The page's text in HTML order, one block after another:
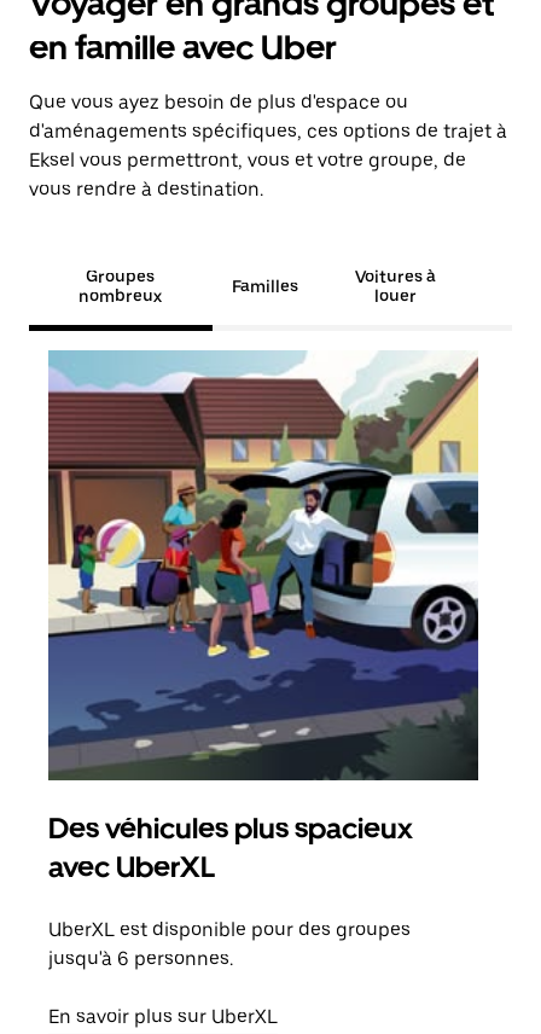
en famille avec Uber
Que vous ayez besoin de plus d'espace ou
d'aménagements spécifiques, ces options de trajet à
Eksel vous permettront, vous et votre groupe, de
vous rendre à destination.
Groupes
nombreux
Familles
Voitures à
louer
Des véhicules plus spacieux
avec UberXL
UberXL est disponible pour des groupes
jusqu'à 6 personnes.
En savoir plus sur UberXL